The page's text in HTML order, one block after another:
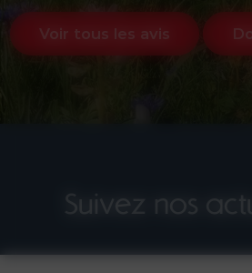
Voir tous les avis
Suivez nos